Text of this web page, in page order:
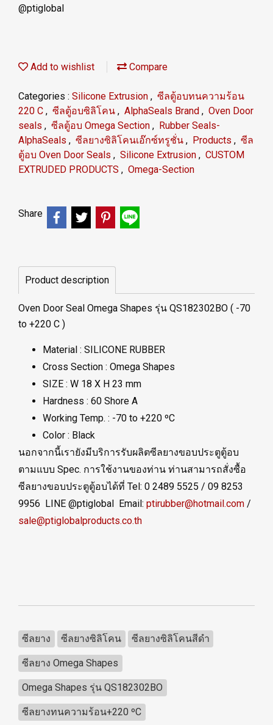
@ptiglobal
Add to wishlist Compare
Categories : Silicone Extrusion , ซีลตู้อบทนความร้อน
220 C , ซีลตู้อบซิลิโคน , AlphaSeals Brand , Oven Door
seals , ซีลตู้อบ Omega Section , Rubber Seals-
AlphaSeals , ซีลยางซิลิโคนเอ๊กซ์ทรูชั่น , Products , ซีล
ตู้อบ Oven Door Seals , Silicone Extrusion , CUSTOM
EXTRUDED PRODUCTS , Omega-Section
Share
Product description
Oven Door Seal Omega Shapes รุ่น QS182302BO ( -70
to +220 C )
Material : SILICONE RUBBER
Cross Section : Omega Shapes
SIZE : W 18 X H 23 mm
Hardness : 60 Shore A
Working Temp. : -70 to +220 ºC
Color : Black
นอกจากนี้เรายังมีบริการรับผลิตซีลยางขอบประตูตู้อบ
ตามแบบ Spec. การใช้งานของท่าน ท่านสามารถสั่งซื้อ
ซีลยางขอบประตูตู้อบได้ที่ Tel: 0 2489 5525 / 09 8253
9956 LINE @ptiglobal Email: ptirubber@hotmail.com /
sale@ptiglobalproducts.co.th
ซีลยาง ซีลยางซิลิโคน ซีลยางซิลิโคนสีดำ
ซีลยาง Omega Shapes
Omega Shapes รุ่น QS182302BO
ซีลยางทนความร้อน+220 ºC